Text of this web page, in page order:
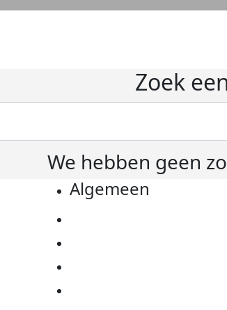
Zoek
We hebben geen
Algemeen